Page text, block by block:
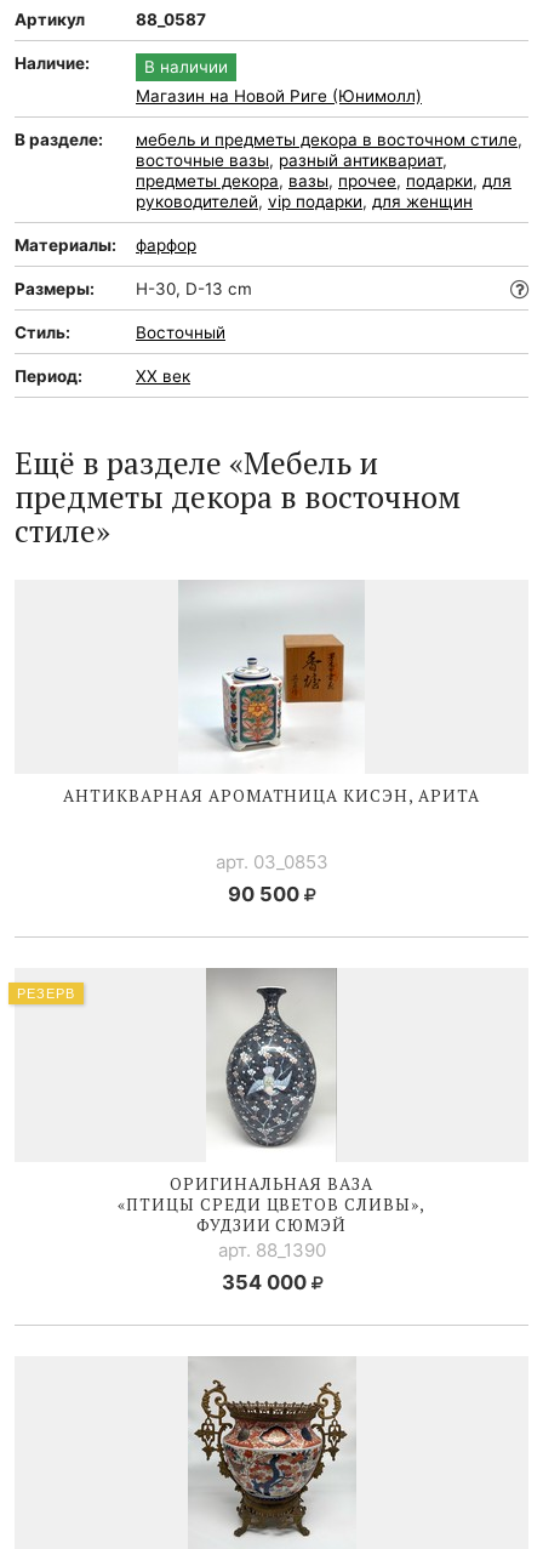
Артикул 88_0587
Наличие:
В наличии
Магазин на Новой Риге (Юнимолл)
В разделе: мебель и предметы декора в восточном стиле,
восточные вазы, разный антиквариат,
предметы декора, вазы, прочее, подарки, для
руководителей, vip подарки, для женщин
Материалы: фарфор
Размеры: H-30, D-13 cm
Стиль: Восточный
Период: XX век
Ещё в разделе «Мебель и
предметы декора в восточном
стиле»
АНТИКВАРНАЯ АРОМАТНИЦА КИСЭН, АРИТА
арт. 03_0853
90 500
ОРИГИНАЛЬНАЯ ВАЗА
«ПТИЦЫ СРЕДИ ЦВЕТОВ СЛИВЫ»,
ФУДЗИИ СЮМЭЙ
арт. 88_1390
354 000
РЕЗЕРВ